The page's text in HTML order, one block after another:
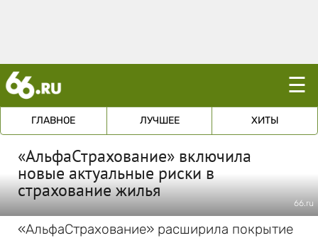
☰
ГЛАВНОЕ ЛУЧШЕЕ ХИТЫ
«АльфаСтрахование» включила
новые актуальные риски в
страхование жилья
66.ru
«АльфаСтрахование» расширила покрытие